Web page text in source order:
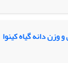
بهتری را نشان
دانه گیاه کینوا